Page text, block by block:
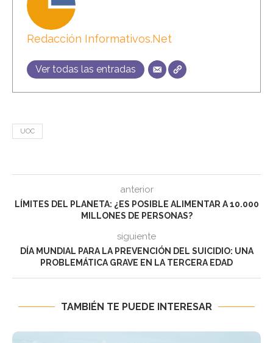
Redacción Informativos.Net
Ver todas las entradas
UOC
anterior
LÍMITES DEL PLANETA: ¿ES POSIBLE ALIMENTAR A 10.000
MILLONES DE PERSONAS?
siguiente
DÍA MUNDIAL PARA LA PREVENCIÓN DEL SUICIDIO: UNA
PROBLEMÁTICA GRAVE EN LA TERCERA EDAD
TAMBIÉN TE PUEDE INTERESAR